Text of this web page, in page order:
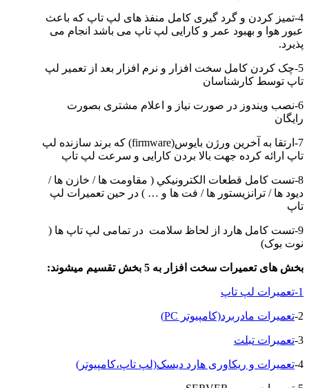
4-تمیز کردن و گرد گیری کامل منفذ های لپ تاپ که باعث
عبور هوا و بهبود عمر و کارایی لپ تاپ می باشد انجام می
پذیرد.
5-چک کردن کامل سخت افزار و نرم افزار بعد از تعمیر لپ
تاپ توسط کارشناسان
6-نصب ویندوز در صورت نیاز و اعلام مشتری بصورت
رایگان
7-ارتقا به آخرین ورژن بایوس(firmware) که برند سازنده لپ
تاپ ارائه کرده جهت بالا بردن کارایی و سرعت لپ تاپ
8-تست کامل قطعات الکترونيکي ( مقاومت ها / خازن ها /
ديود ها / ترانزيستور ها / فت ها و … ) در حین تعمیرات لپ
تاپ
9-تست کامل هارد از لحاظ سلامت در تمامی لپ تاپ ها (
نوت بوک)
بخش های تعمیرات سخت افزار به 5 بخش تقسیم میشوند :
1-تعمیرات لپ تاپ
2- تعمیرات مادربرد(کامپیوتر PC)
3- تعمیرات تبلت
4- تعمیرات و ریکاوری هارد دیسک(لپ تاپ،کامپیوتر)